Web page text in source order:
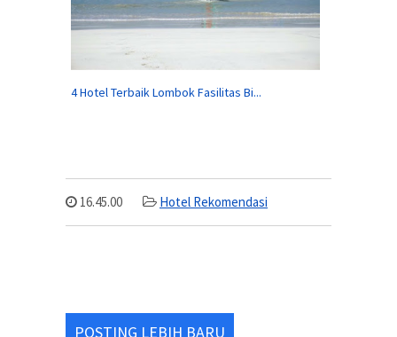
4 Hotel Terbaik Lombok Fasilitas Bi...
16.45.00 Hotel Rekomendasi
POSTING LEBIH BARU